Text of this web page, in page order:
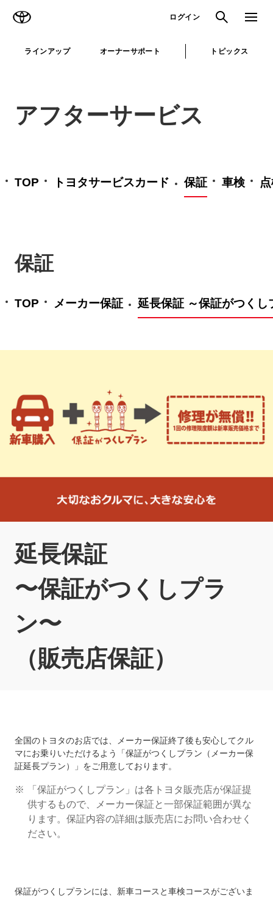
ログイン 検索 メニュ
ラインアップ オーナーサポート トピックス
アフターサービス
TOP トヨタサービスカード 保証 車検
保証
TOP メーカー保証 延長保証 ～保証がつくし
延長保証
〜保証がつくしプラ
ン〜
（販売店保証）
全国のトヨタのお店では、メーカー保証終了後も安心してクル
マにお乗りいただけるよう「保証がつくしプラン（メーカー保
証延長プラン）」をご用意しております。
「保証がつくしプラン」は各トヨタ販売店が保証提
供するもので、メーカー保証と一部保証範囲が異な
ります。保証内容の詳細は販売店にお問い合わせく
ださい。
保証がつくしプランには、新車コースと車検コースがございま